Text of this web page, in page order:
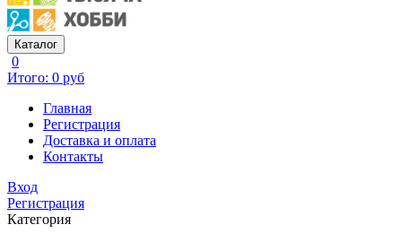
Каталог
0
Итого: 0 руб
Главная
Регистрация
Доставка и оплата
Контакты
Вход
Регистрация
Категория